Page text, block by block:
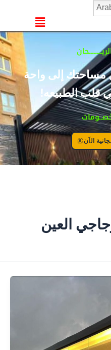
القائمة
إلى واحة
قلب الطبيعه!
الآن
العين